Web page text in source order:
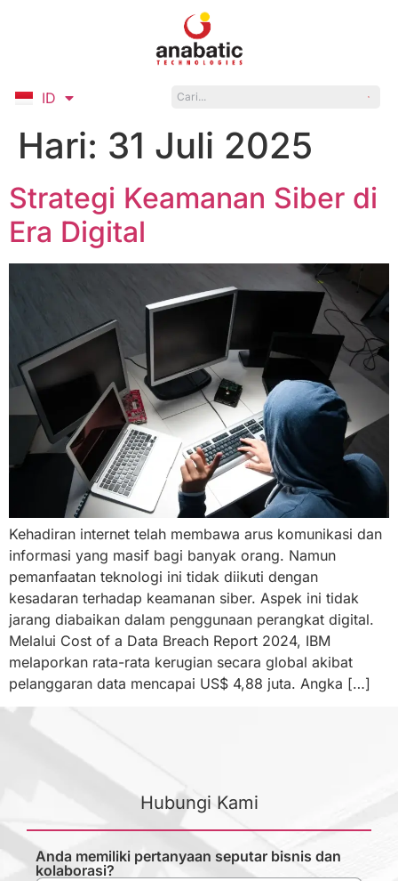
ID
EN
Hari: 31 Juli 2025
Strategi Keamanan Siber di
Era Digital
Kehadiran internet telah membawa arus komunikasi dan
informasi yang masif bagi banyak orang. Namun
pemanfaatan teknologi ini tidak diikuti dengan
kesadaran terhadap keamanan siber. Aspek ini tidak
jarang diabaikan dalam penggunaan perangkat digital.
Melalui Cost of a Data Breach Report 2024, IBM
melaporkan rata-rata kerugian secara global akibat
pelanggaran data mencapai US$ 4,88 juta. Angka […]
Hubungi Kami
Anda memiliki pertanyaan seputar bisnis dan
kolaborasi?